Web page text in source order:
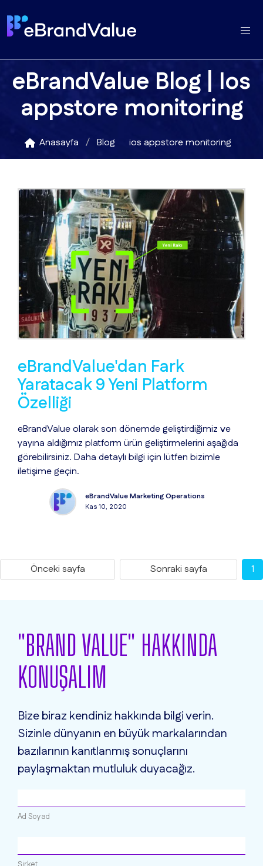
eBrandValue Blog | Ios
appstore monitoring
Anasayfa Blog ios appstore monitoring
eBrandValue'dan Fark
Yaratacak 9 Yeni Platform
Özelliği
eBrandValue olarak son dönemde geliştirdiğimiz ve
yayına aldığımız platform ürün geliştirmelerini aşağıda
görebilirsiniz. Daha detaylı bilgi için lütfen bizimle
iletişime geçin.
eBrandValue Marketing Operations
Kas 10, 2020
Önceki sayfa Sonraki sayfa 1
"BRAND VALUE" HAKKINDA
KONUŞALIM
Bize biraz kendiniz hakkında bilgi verin.
Sizinle dünyanın en büyük markalarından
bazılarının kanıtlanmış sonuçlarını
paylaşmaktan mutluluk duyacağız.
Ad Soyad